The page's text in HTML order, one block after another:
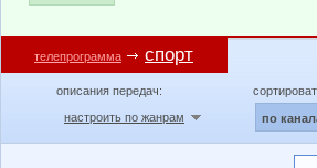
телепрограмма спорт
описания передач:
настроить по жанрам
по